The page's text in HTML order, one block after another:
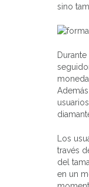
sino
Los
través
del
en un